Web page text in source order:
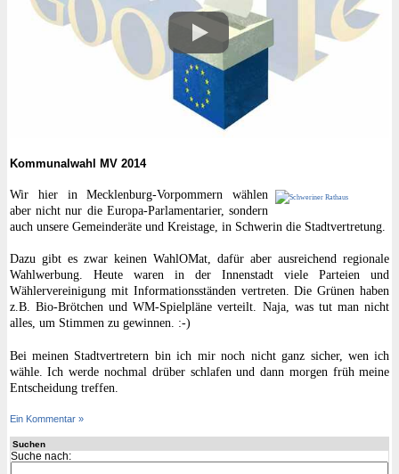
Kommunalwahl MV 2014
Wir hier in Mecklenburg-Vorpommern wählen
aber nicht nur die Europa-Parlamentarier, sondern
auch unsere Gemeinderäte und Kreistage, in Schwerin die Stadtvertretung.
Dazu gibt es zwar keinen WahlOMat, dafür aber ausreichend regionale
Wahlwerbung. Heute waren in der Innenstadt viele Parteien und
Wählervereinigung mit Informationsständen vertreten. Die Grünen haben
z.B. Bio-Brötchen und WM-Spielpläne verteilt. Naja, was tut man nicht
alles, um Stimmen zu gewinnen. :-)
Bei meinen Stadtvertretern bin ich mir noch nicht ganz sicher, wen ich
wähle. Ich werde nochmal drüber schlafen und dann morgen früh meine
Entscheidung treffen.
Ein Kommentar »
Suchen
Suche nach: